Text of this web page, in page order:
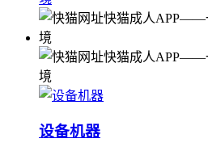
设备机器